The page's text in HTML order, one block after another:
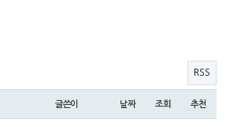
RSS
글쓴이 날짜 조회 추천